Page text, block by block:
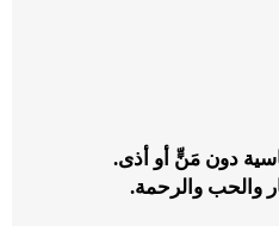
دون مَنٍّ أو أذى.
والحب والرحمة.